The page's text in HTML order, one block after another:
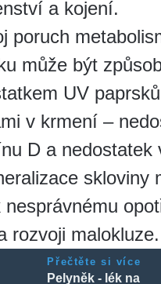
a kojení.
poruch
může být
UV
v krmení –
D a nedostatek
skloviny
nesprávnému
rozvoji malokluze.
Přečtěte si více
Pelyněk - lék na